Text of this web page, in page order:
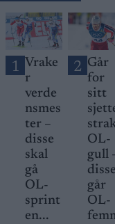
1 Vrake
r
verde
nsmes
ter –
disse
skal
gå
OL-
sprint
en...
2 Går
for
sitt
OL-
gull
disse
går
OL-